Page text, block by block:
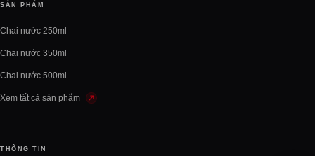
SẢN PHẨM
Chai nước 250ml
Chai nước 350ml
Chai nước 500ml
Xem tất cả sản phẩm
THÔNG TIN